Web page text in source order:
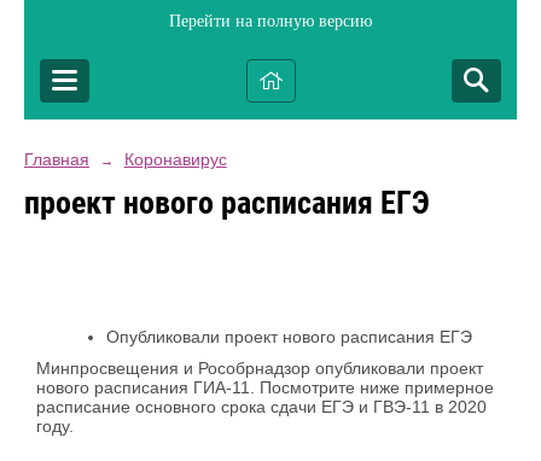
Перейти на полную версию
Главная → Коронавирус
проект нового расписания ЕГЭ
Опубликовали проект нового расписания ЕГЭ
Минпросвещения и Рособрнадзор опубликовали проект
нового расписания ГИА-11. Посмотрите ниже примерное
расписание основного срока сдачи ЕГЭ и ГВЭ-11 в 2020
году.